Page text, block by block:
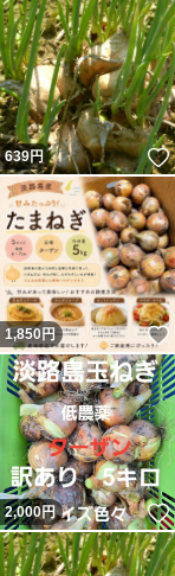
いいね！
639円
いね！
1,850 円
いね！
2,000円